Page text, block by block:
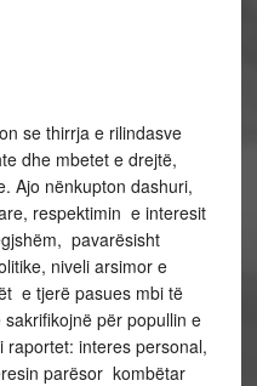
se thirrja e rilindasve
dhe mbetet e drejtë,
Ajo nënkupton dashuri,
respektimin e interesit
pavarësisht
niveli arsimor e
e tjerë pasues mbi të
për popullin e
interes personal,
parësor kombëtar